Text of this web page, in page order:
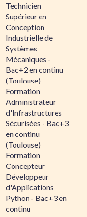
Technicien
Supérieur en
Conception
Industrielle de
Systèmes
Mécaniques -
Bac+2 en continu
(Toulouse)
Formation
Administrateur
d'Infrastructures
Sécurisées - Bac+3
en continu
(Toulouse)
Formation
Concepteur
Développeur
d'Applications
Python - Bac+3 en
continu